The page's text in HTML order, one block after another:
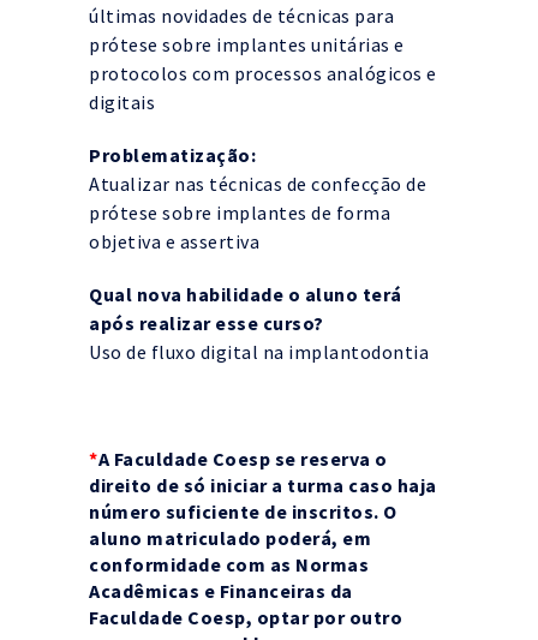
últimas novidades de técnicas para
prótese sobre implantes unitárias e
protocolos com processos analógicos e
digitais
Problematização:
Atualizar nas técnicas de confecção de
prótese sobre implantes de forma
objetiva e assertiva
Qual nova habilidade o aluno terá
após realizar esse curso?
Uso de fluxo digital na implantodontia
*A Faculdade Coesp se reserva o
direito de só iniciar a turma caso haja
número suficiente de inscritos. O
aluno matriculado poderá, em
conformidade com as Normas
Acadêmicas e Financeiras da
Faculdade Coesp, optar por outro